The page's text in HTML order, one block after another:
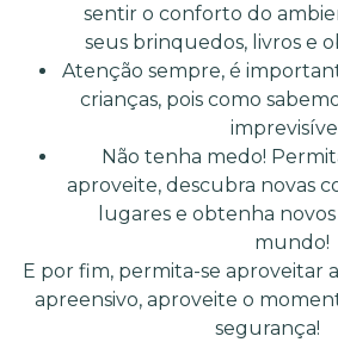
sentir o conforto do
seus brinquedos, livros e
Atenção sempre, é
crianças, pois como
Não tenha medo!
aproveite, descubra novas
lugares e obtenha
mundo!
E por fim, permita-se aproveitar
apreensivo, aproveite o
segurança!